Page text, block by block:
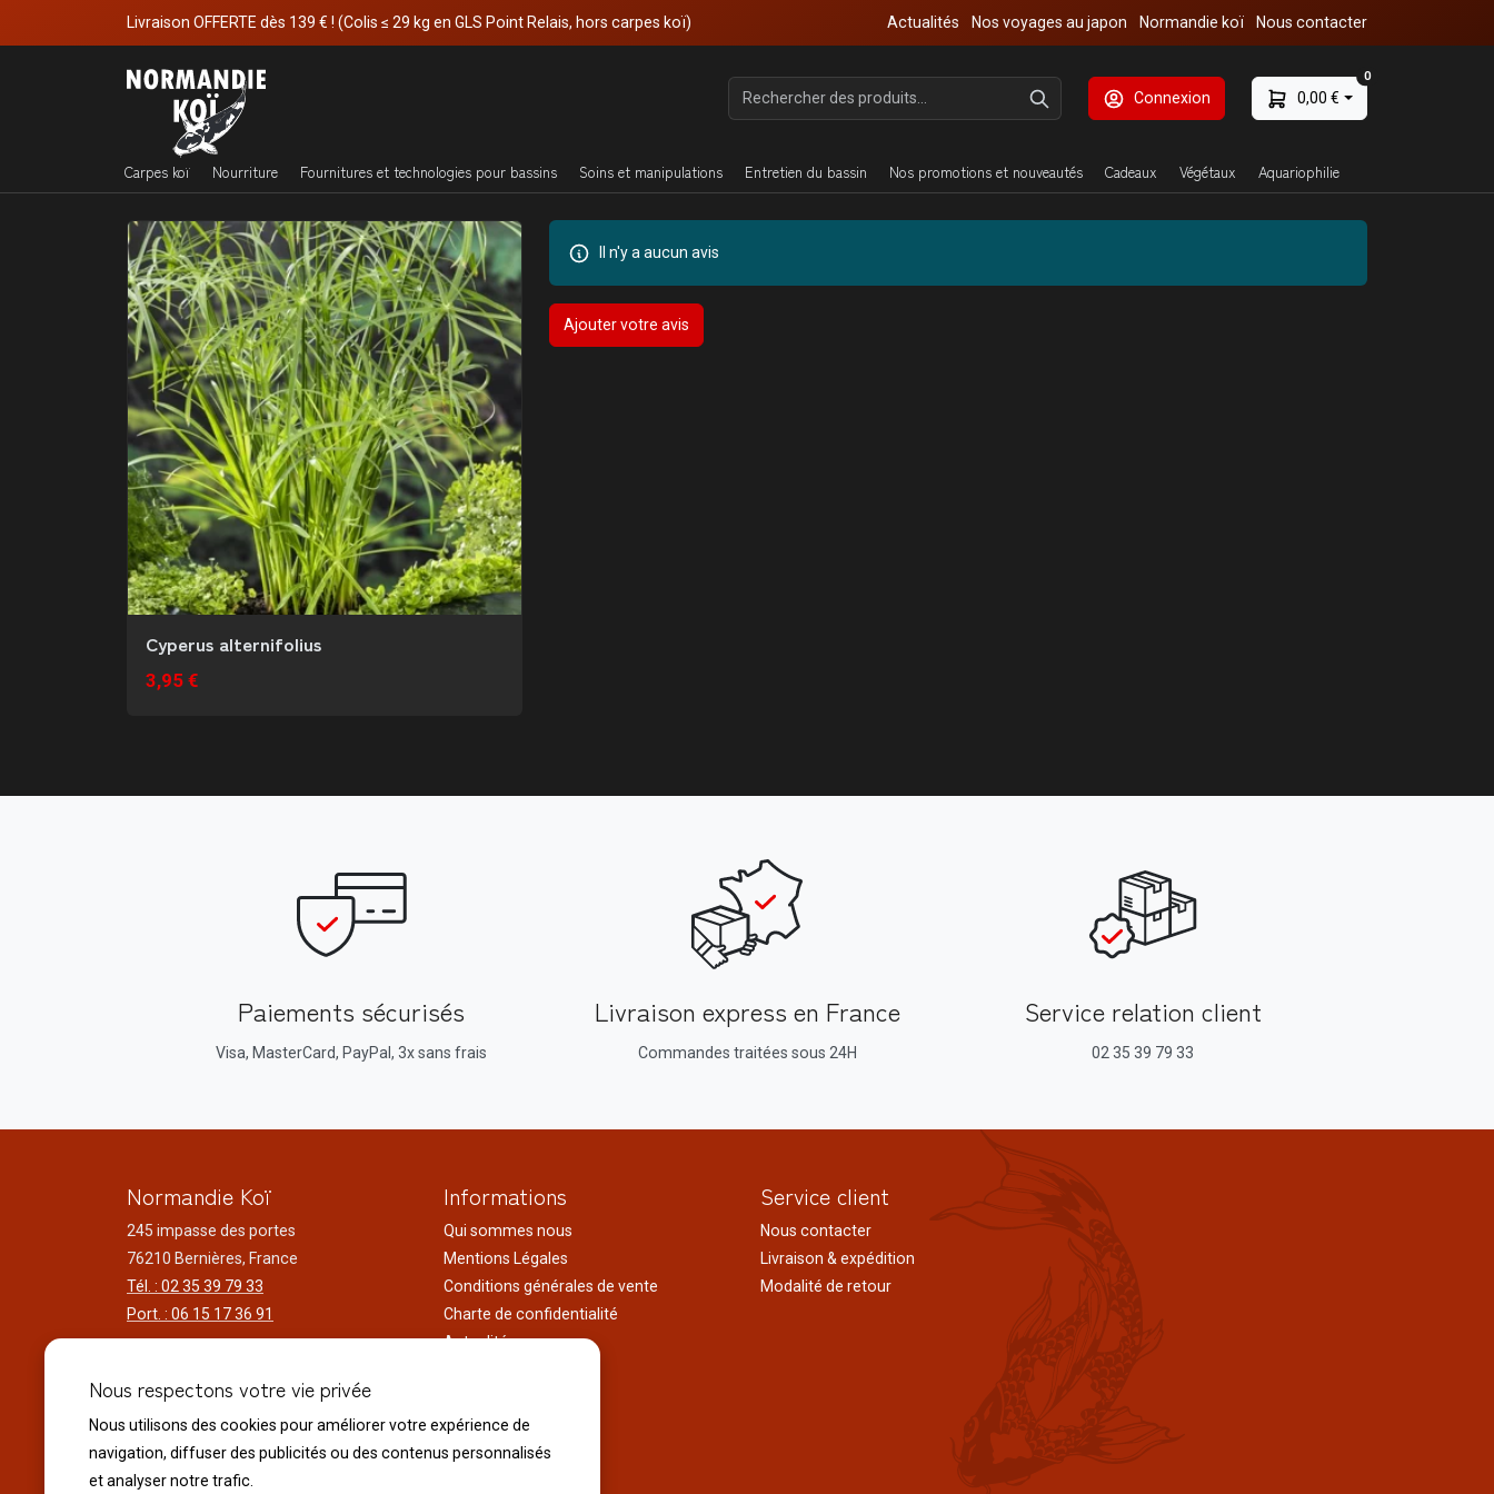
Livraison OFFERTE dès 139 € ! (Colis ≤ 29 kg en GLS Point Relais, hors carpes koï) Actualités Nos voyages au japon Normandie koï Nous contacter
Connexion 0,00 €
0
Carpes koï Nourriture Fournitures et technologies pour bassins Soins et manipulations Entretien du bassin Nos promotions et nouveautés Cadeaux Végétaux Aquariophilie
Cyperus alternifolius
3,95 €
Il n'y a aucun avis
Ajouter votre avis
Paiements sécurisés
Visa, MasterCard, PayPal, 3x sans frais
Livraison express en France
Commandes traitées sous 24H
Service relation client
02 35 39 79 33
Normandie Koï
245 impasse des portes
76210 Bernières, France
Tél. : 02 35 39 79 33
Port. : 06 15 17 36 91
Du lundi au samedi
9h00 à 12h00 - 14h00 à 18h30
Le dimanche
10h00 à 12h00 - 14h30 à 18h30
Informations
Qui sommes nous
Mentions Légales
Conditions générales de vente
Charte de confidentialité
Actualités
Liens utiles
Service client
Nous contacter
Livraison & expédition
Modalité de retour
Nous respectons votre vie privée
Nous utilisons des cookies pour améliorer votre expérience de
navigation, diffuser des publicités ou des contenus personnalisés
et analyser notre trafic.